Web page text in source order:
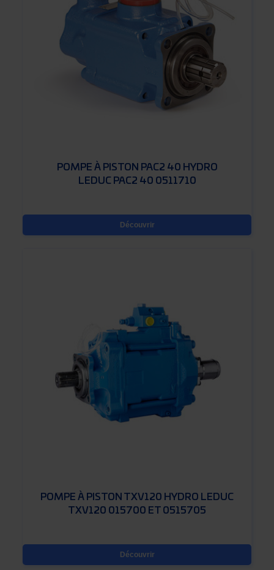
POMPE À PISTON PAC2 40 HYDRO
LEDUC PAC2 40 0511710
Découvrir
POMPE À PISTON TXV120 HYDRO LEDUC
TXV120 015700 ET 0515705
Découvrir